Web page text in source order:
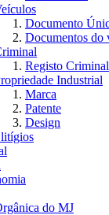
Documento
Documentos do
Registo Criminal
Industrial
Marca
Patente
Design
do MJ